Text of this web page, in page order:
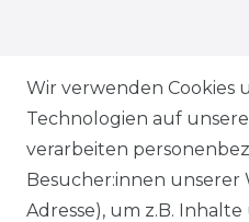
VERSANDARTEN & -
GEWERBETREIBENDE?
Wir verwenden Cookies
Technologien auf
verarbeiten
Besucher:innen unserer
Adresse), um z.B.